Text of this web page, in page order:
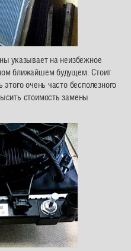
указывает на неизбежное
ближайшем будущем. Стоит
очень часто бесполезного
стоимость замены